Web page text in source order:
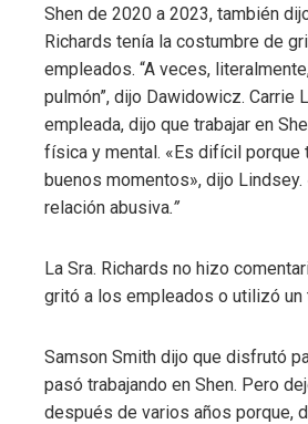
Shen de 2020 a 2023, también
Richards tenía la costumbre de
empleados. “A veces,
pulmón”, dijo Dawidowicz. Carrie
empleada, dijo que trabajar en
física y mental. «Es difícil porque
buenos momentos», dijo Lindsey.
relación abusiva.”
La Sra. Richards no hizo
gritó a los empleados o utilizó
Samson Smith dijo que disfrutó
pasó trabajando en Shen. Pero
después de varios años porque,